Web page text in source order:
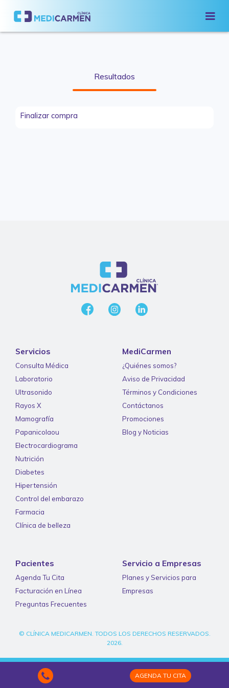
AGENDA TU CITA
Resultados
Finalizar compra
Servicios
Consulta Médica
Laboratorio
Ultrasonido
Rayos X
Mamografía
Papanicolaou
Electrocardiograma
Nutrición
Diabetes
Hipertensión
Control del embarazo
Farmacia
Clínica de belleza
MediCarmen
¿Quiénes somos?
Aviso de Privacidad
Términos y Condiciones
Contáctanos
Promociones
Blog y Noticias
Pacientes
Agenda Tu Cita
Facturación en Línea
Preguntas Frecuentes
Servicio a Empresas
Planes y Servicios para
Empresas
© CLÍNICA MEDICARMEN. TODOS LOS DERECHOS RESERVADOS.
2026.